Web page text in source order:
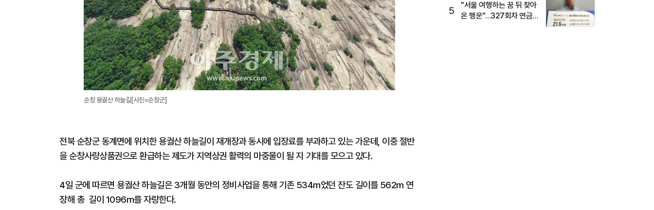
순창 용궐산 하늘길[사진=순창군]
전북 순창군 동계면에 위치한 용궐산 하늘길이 재개장과 동시에 입장료를 부과하고 있는 가운데, 이중 절반
을 순창사랑상품권으로 환급하는 제도가 지역상권 활력의 마중물이 될 지 기대를 모으고 있다.
4일 군에 따르면 용궐산 하늘길은 3개월 동안의 정비사업을 통해 기존 534m었던 잔도 길이를 562m 연
장해 총 길이 1096m를 자랑한다.
5
"서울 여행하는 꿈 뒤 찾아
온 행운"…327회차 연금